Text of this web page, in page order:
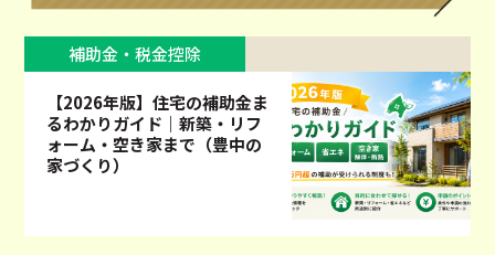
補助金・税金控除
【2026年版】住宅の補助金ま
るわかりガイド｜新築・リフ
ォーム・空き家まで（豊中の
家づくり）